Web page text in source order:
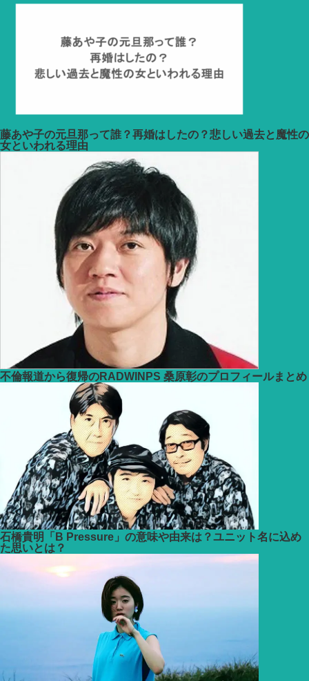
藤あや子の元旦那って誰？再婚はしたの？悲しい過去と魔性の
女といわれる理由
不倫報道から復帰のRADWINPS 桑原彰のプロフィールまとめ
石橋貴明「B Pressure」の意味や由来は？ユニット名に込め
た思いとは？